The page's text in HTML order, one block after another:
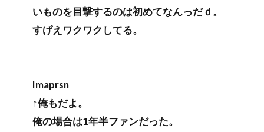
いものを目撃するのは初めてなんっだｄ。
すげえワクワクしてる。
Imaprsn
↑俺もだよ。
俺の場合は1年半ファンだった。